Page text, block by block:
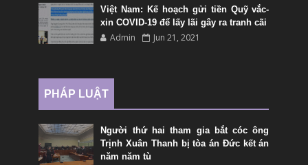
Việt Nam: Kế hoạch gửi tiền Quỹ vắc-
xin COVID-19 để lấy lãi gây ra tranh cãi
Admin Jun 21, 2021
PHÁP LUẬT
Người thứ hai tham gia bắt cóc ông
Trịnh Xuân Thanh bị tòa án Đức kết án
năm năm tù